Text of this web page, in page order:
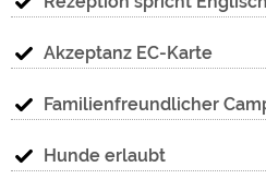
Dingden
Nächste Stadt
Bocholt
Akzeptanz EC-Karte
Familienfreundlicher
Hunde erlaubt